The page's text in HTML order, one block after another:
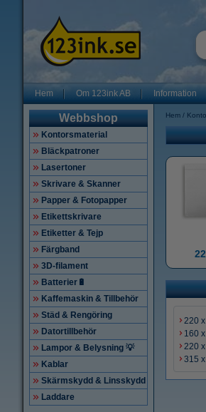
Hem Om 123ink AB Information
Webbshop
Kontorsmaterial
Bläckpatroner
Lasertoner
Skrivare & Skanner
Papper & Fotopapper
Etikettskrivare
Etiketter & Tejp
Färgband
3D-filament
Batterier🔋
Kaffemaskin & Tillbehör
Städ & Rengöring
Datortillbehör
Lampor & Belysning 💡
Kablar
Skärmskydd & Linsskydd
Laddare
Hem
220
160
220
315